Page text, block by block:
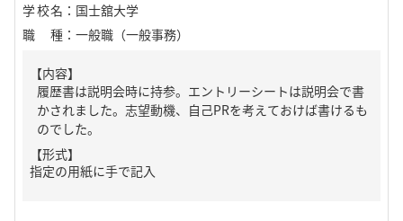
学校名 ： 国士舘大学
職種 ： 一般職（一般事務）
【内容】
履歴書は説明会時に持参。エントリーシートは説明会で書
かされました。志望動機、自己PRを考えておけば書けるも
のでした。
【形式】
指定の用紙に手で記入